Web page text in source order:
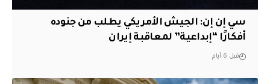
سي إن إن: الجيش الأمريكي يطلب من جنوده
أفكارًا “إبداعية” لمعاقبة إيران
قبل 6 أيام